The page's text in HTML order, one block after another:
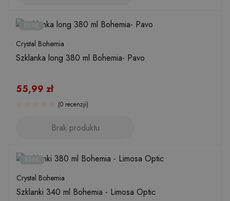
Crystal Bohemia
Szklanka long 380 ml Bohemia- Pavo
55,99 zł
(0 recenzji)
Brak produktu
Crystal Bohemia
Szklanki 340 ml Bohemia - Limosa Optic